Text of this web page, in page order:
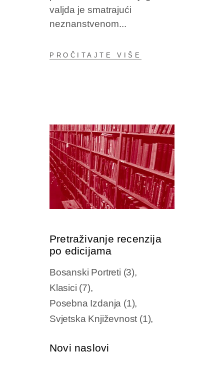
valjda je smatrajući
neznanstvenom
PROČITAJTE VIŠE
Pretraživanje recenzija
po edicijama
Bosanski Portreti (3)
Klasici (7)
Posebna Izdanja (1)
Svjetska Književnost (1)
Novi naslovi